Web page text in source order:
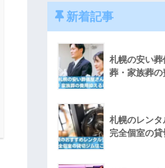
新着記事
札幌の安い
葬・家族葬の
札幌のレンタ
完全個室の